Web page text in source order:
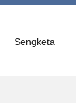
Sengketa